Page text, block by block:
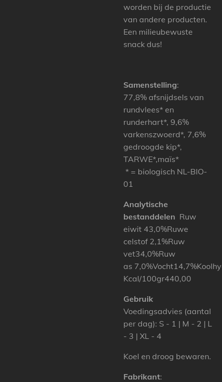
worden bij de productie
van andere producten.
Een milieubewuste
snack dus!
Samenstelling:
77,8% afsnijdsels van
rundvlees* en
runderhart*, 9,6%
varkenszwoerd*, 7,6%
gedroogde kip*,
TARWE*,maïs*
* = biologisch NL-BIO-
01
Analytische
bestanddelen Ruw
eiwit 43,0%Ruwe
celstof 2,1%Ruw
vet34,0%Ruw
as
Kcal/100gr440,00
Gebruik
Voedingsadvies (aantal
per dag): S - 1 | M - 2 | L
- 3 | XL - 4
Koel en droog bewaren.
Fabrikant: